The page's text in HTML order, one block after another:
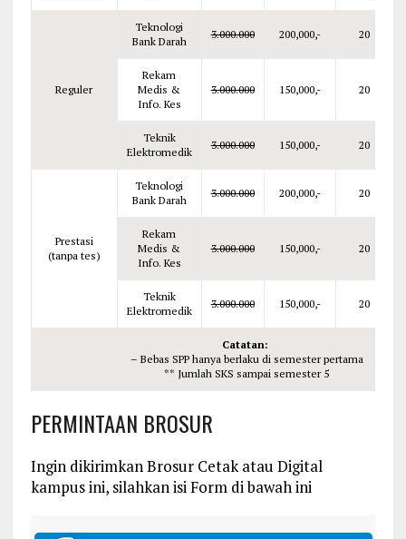
Reguler
Teknologi
Bank Darah
3.000.000 200,000,- 20
Rekam
Medis &
Info. Kes
3.000.000 150,000,- 20
Teknik
Elektromedik
3.000.000 150,000,- 20
Prestasi
(tanpa tes)
Teknologi
Bank Darah
3.000.000 200,000,- 20
Rekam
Medis &
Info. Kes
3.000.000 150,000,- 20
Teknik
Elektromedik
3.000.000 150,000,- 20
Catatan:
– Bebas SPP hanya berlaku di semester pertama
** Jumlah SKS sampai semester 5
PERMINTAAN BROSUR
Ingin dikirimkan Brosur Cetak atau Digital
kampus ini, silahkan isi Form di bawah ini